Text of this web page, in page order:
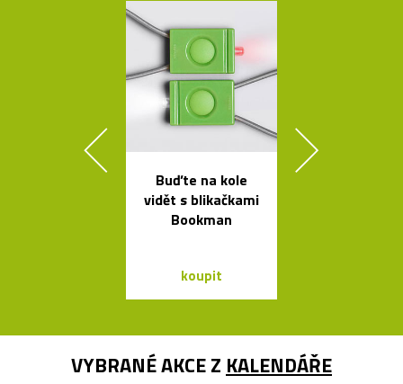
Buďte na kole
vidět s blikačkami
Bookman
koupit
VYBRANÉ AKCE Z KALENDÁŘE